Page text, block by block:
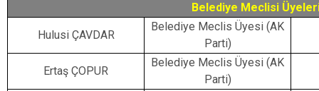
Belediye Meclisi
Hulusi ÇAVDAR
Belediye Meclis Üyesi (AK
Parti)
Ertaş ÇOPUR
Belediye Meclis Üyesi (AK
Parti)